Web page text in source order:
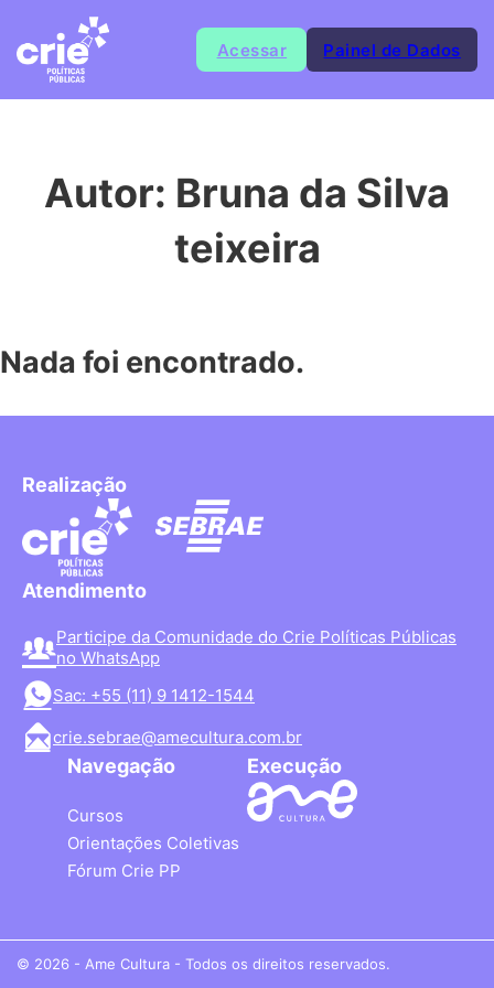
Acessar Painel de Dados
Autor: Bruna da Silva
teixeira
Nada foi encontrado.
Realização
Atendimento
Participe da Comunidade do Crie Políticas Públicas
no WhatsApp
Sac: +55 (11) 9 1412-1544
crie.sebrae@amecultura.com.br
Navegação
Cursos
Orientações Coletivas
Fórum Crie PP
Execução
© 2026 - Ame Cultura - Todos os direitos reservados.